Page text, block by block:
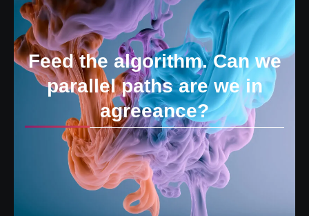
Feed the algorithm. Can we
parallel paths are we in
agreeance?